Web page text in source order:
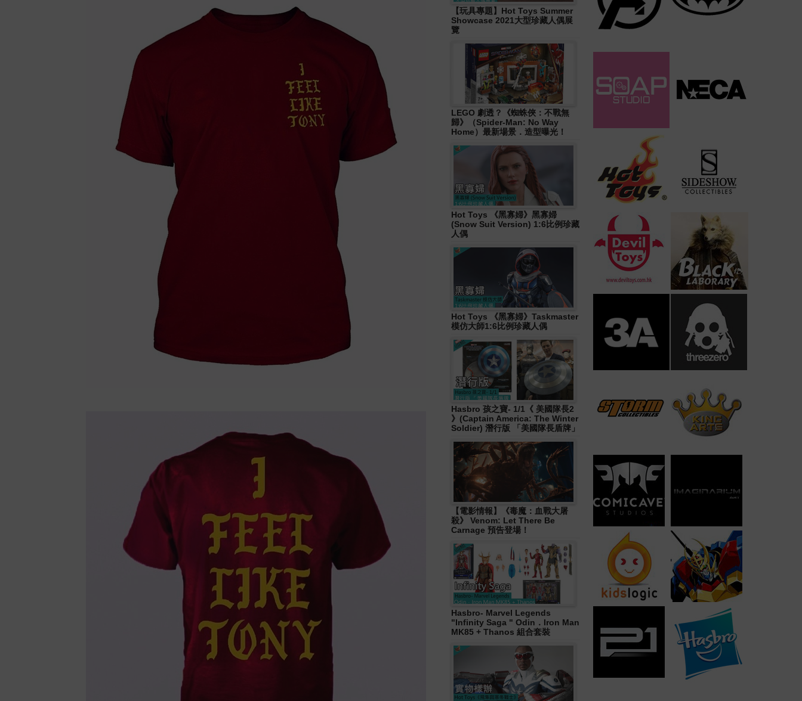
【玩具專題】Hot Toys Summer
Showcase 2021大型珍藏人偶展
覽
LEGO 劇透？《蜘蛛俠：不戰無
歸》（Spider-Man: No Way
Home）最新場景．造型曝光！
Hot Toys 《黑寡婦》黑寡婦
(Snow Suit Version) 1:6比例珍藏
人偶
Hot Toys 《黑寡婦》Taskmaster
模仿大師1:6比例珍藏人偶
Hasbro 孩之寶- 1/1《 美國隊長2
》(Captain America: The Winter
Soldier) 潛行版 「美國隊長盾牌」
【電影情報】《毒魔：血戰大屠
殺》 Venom: Let There Be
Carnage 預告登場！
Hasbro- Marvel Legends
"Infinity Saga " Odin．Iron Man
MK85 + Thanos 組合套裝